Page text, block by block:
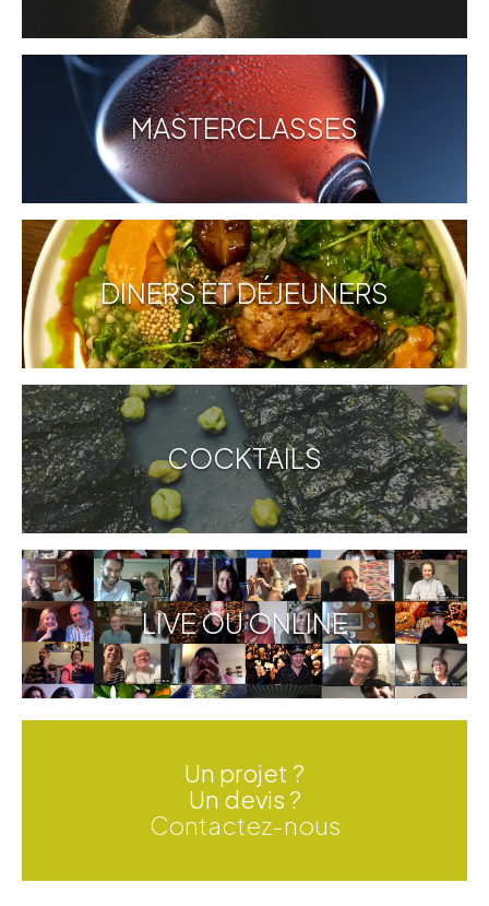
MASTERCLASSES
DINERS ET DÉJEUNERS
COCKTAILS
LIVE OU ONLINE
Un projet ?
Un devis ?
Contactez-nous